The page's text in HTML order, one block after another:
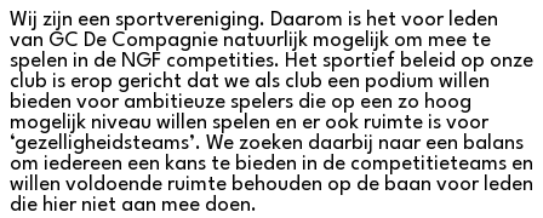
Wij zijn een sportvereniging. Daarom is het voor leden
van GC De Compagnie natuurlijk mogelijk om mee te
spelen in de NGF competities. Het sportief beleid op onze
club is erop gericht dat we als club een podium willen
bieden voor ambitieuze spelers die op een zo hoog
mogelijk niveau willen spelen en er ook ruimte is voor
‘gezelligheidsteams’. We zoeken daarbij naar een balans
om iedereen een kans te bieden in de competitieteams en
willen voldoende ruimte behouden op de baan voor leden
die hier niet aan mee doen.